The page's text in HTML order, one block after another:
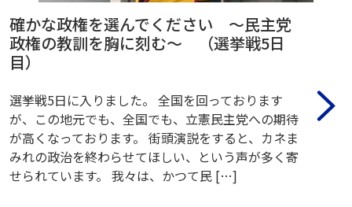
確かな政権を選んでください ～民主党
政権の教訓を胸に刻む～ （選挙戦5日
目）
選挙戦5日に入りました。 全国を回っております
が、この地元でも、全国でも、立憲民主党への期待
が高くなっております。 街頭演説をすると、カネま
みれの政治を終わらせてほしい、という声が多く寄
せられています。 我々は、かつて民 […]